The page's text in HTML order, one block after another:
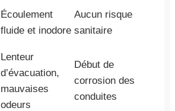
Écoulement
fluide et inodore
Aucun risque
sanitaire
Lenteur
d’évacuation,
mauvaises
odeurs
Début de
corrosion des
conduites